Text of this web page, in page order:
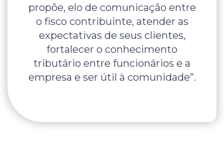
propõe, elo de comunicação entre
o fisco contribuinte, atender as
expectativas de seus clientes,
fortalecer o conhecimento
tributário entre funcionários e a
empresa e ser útil à comunidade”.